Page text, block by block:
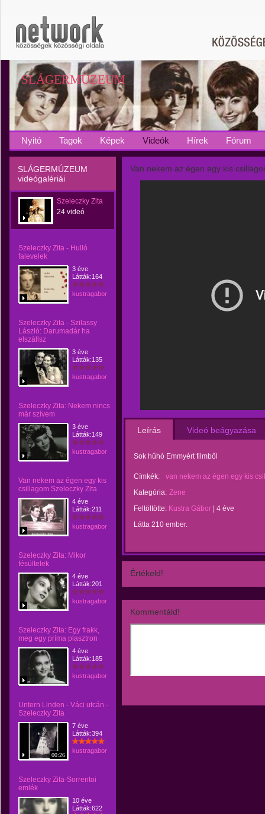
SLÁGERMÚZEUM
Nyitó Tagok Képek Videók Hírek Fórum
SLÁGERMÚZEUM
videógalériái
Szeleczky Zita
24 videó
Szeleczky Zita - Hulló
falevelek
3 éve
Látták:164
kustragabor
Szeleczky Zita - Szilassy
László: Darumadár ha
elszállsz
3 éve
Látták:135
kustragabor
Szeleczky Zita: Nekem nincs
már szívem
3 éve
Látták:149
kustragabor
Van nekem az égen egy kis
csillagom Szeleczky Zita
4 éve
Látták:211
kustragabor
Szeleczky Zita: Mikor
fésültelek
4 éve
Látták:201
kustragabor
Szeleczky Zita: Egy frakk,
meg egy príma plasztron
4 éve
Látták:185
kustragabor
Untern Linden - Váci utcán -
Szeleczky Zita
00:26
7 éve
Látták:394
kustragabor
Szeleczky Zita-Sorrentoi
emlék
10 éve
Látták:622
Van nekem az égen egy kis
Leírás Videó beágyazása
Sok hűhó Emmyért filmből
Címkék:
van nekem az égen egy kis
Kategória: Zene
Feltöltötte: Kustra Gábor
4 éve
Látta 210 ember.
Értékeld!
Kommentáld!